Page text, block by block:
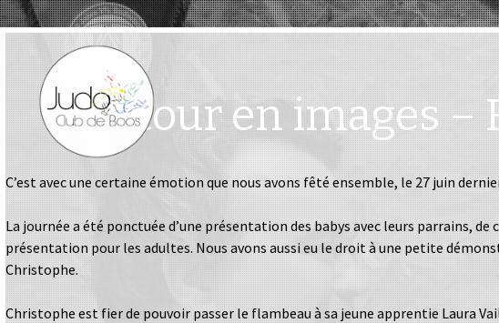
Retour en images –
C’est avec une certaine émotion que nous avons fêté ensemble, le 27 juin
La journée a été ponctuée d’une présentation des babys avec leurs parrains,
présentation pour les adultes. Nous avons aussi eu le droit à une petite
Christophe.
Christophe est fier de pouvoir passer le flambeau à sa jeune apprentie Laura